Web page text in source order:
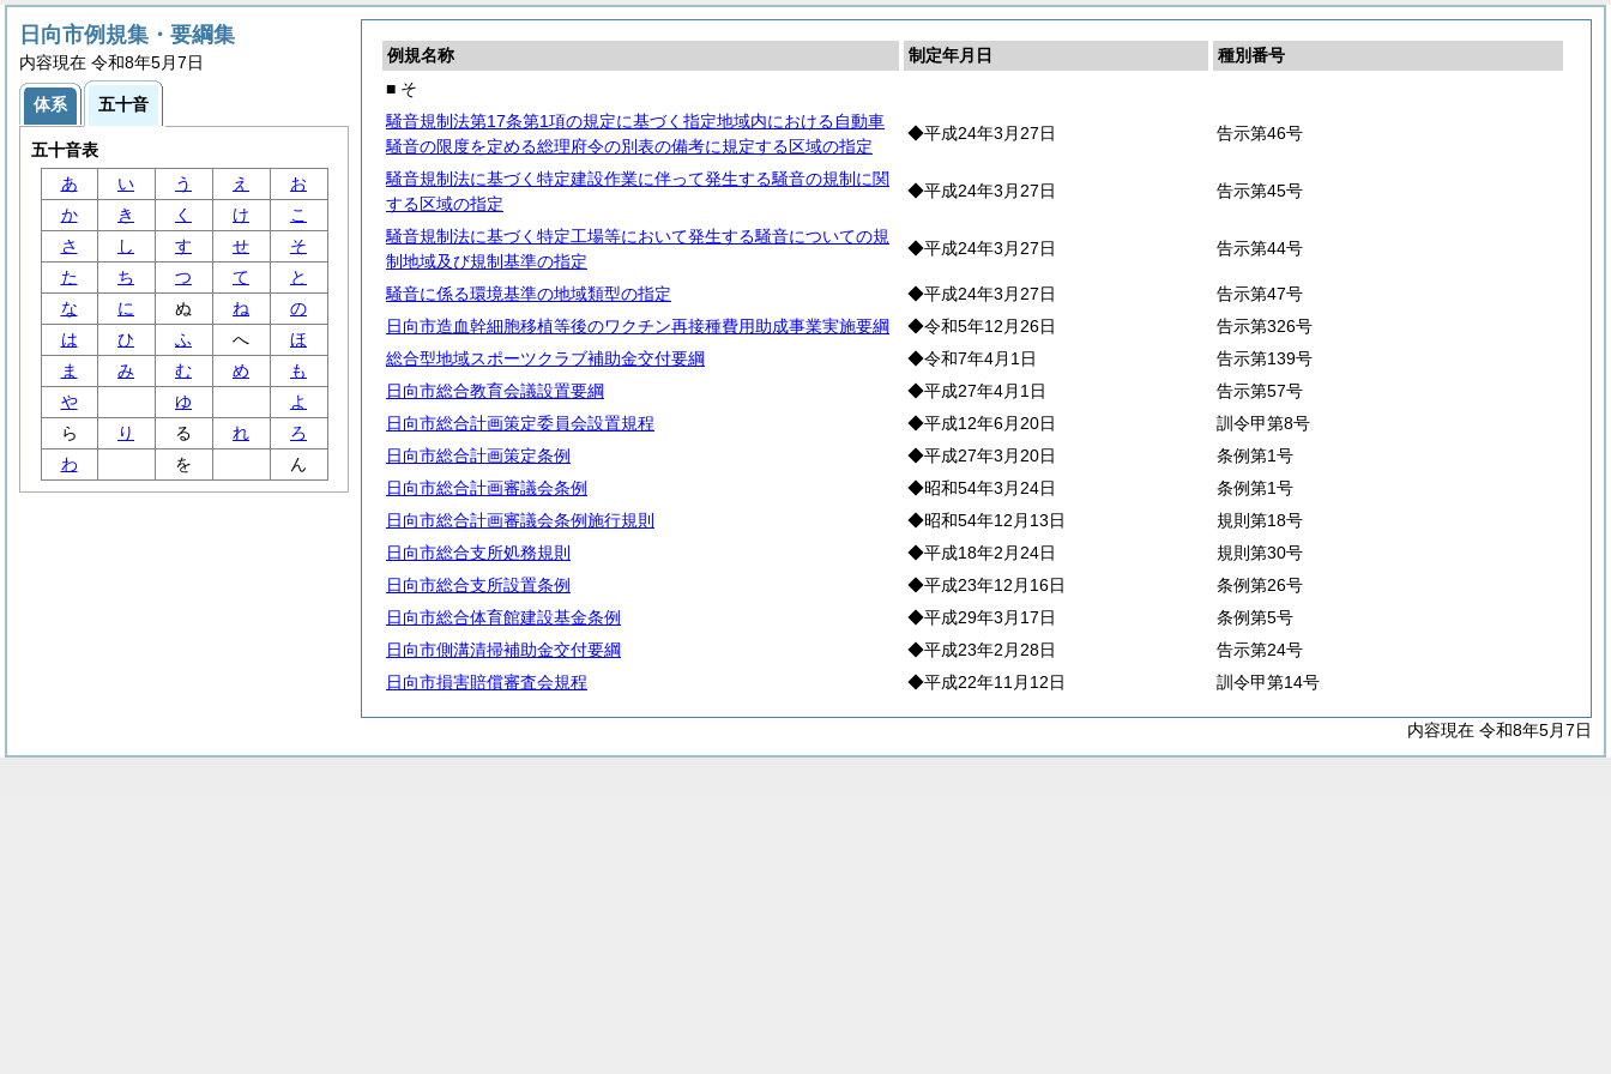
例規名称 制定年月日
種別番号
■ そ
騒音規制法第17条第1項の規定に基づく指定地域内における自動車
騒音の限度を定める総理府令の別表の備考に規定する区域の指定
◆平成24年3月27日 告示第46号
騒音規制法に基づく特定建設作業に伴って発生する騒音の規制に関
する区域の指定
◆平成24年3月27日 告示第45号
騒音規制法に基づく特定工場等において発生する騒音についての規
制地域及び規制基準の指定
◆平成24年3月27日 告示第44号
騒音に係る環境基準の地域類型の指定 ◆平成24年3月27日
告示第47号
日向市造血幹細胞移植等後のワクチン再接種費用助成事業実施要綱
◆令和5年12月26日
告示第326号
総合型地域スポーツクラブ補助金交付要綱
◆令和7年4月1日
告示第139号
日向市総合教育会議設置要綱
◆平成27年4月1日
告示第57号
日向市総合計画策定委員会設置規程
◆平成12年6月20日
訓令甲第8号
日向市総合計画策定条例
◆平成27年3月20日
条例第1号
日向市総合計画審議会条例
◆昭和54年3月24日
条例第1号
日向市総合計画審議会条例施行規則
◆昭和54年12月13日
規則第18号
日向市総合支所処務規則
◆平成18年2月24日
規則第30号
日向市総合支所設置条例
◆平成23年12月16日
条例第26号
日向市総合体育館建設基金条例
◆平成29年3月17日
条例第5号
日向市側溝清掃補助金交付要綱
◆平成23年2月28日
告示第24号
日向市損害賠償審査会規程
◆平成22年11月12日 訓令甲第14号
内容現在 令和8年5月7日
日向市例規集・要綱集
内容現在 令和8年5月7日
体系 五十音
五十音表
あ
い う え
お
か
き く け
こ
さ
し す せ
そ
た
ち つ て
と
な
に ぬ ね
の
は
ひ ふ へ
ほ
ま
み む め
も
や
ゆ
よ
ら
り る れ
ろ
わ
を ん